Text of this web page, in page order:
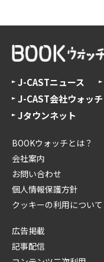
J-CASTニュース
J-CAST会社ウォッチ
Jタウンネット
BOOKウォッチとは？
会社案内
お問い合わせ
個人情報保護方針
クッキーの利用について
広告掲載
記事配信